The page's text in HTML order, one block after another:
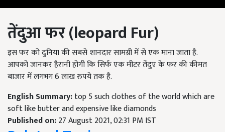
तेंदुआ फर (leopard Fur)
इस फर को दुनिया की सबसे शानदार सामग्री में से एक माना जाता है.
आपको जानकर हैरानी होगी कि सिर्फ एक मीटर तेंदुए के फर की कीमत
बाजार में लगभग 6 लाख रुपये तक है.
English Summary:top 5 such clothes of the world which are
soft like butter and expensive like diamonds
Published on:27 August 2021, 02:31 PM IST